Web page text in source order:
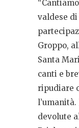
valdese di
Groppo,
Santa
canti e
ripudiare
devolute